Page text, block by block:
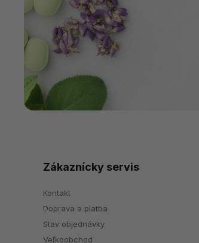
Zákaznícky servis
Kontakt
Doprava a platba
Stav objednávky
Veľkoobchod